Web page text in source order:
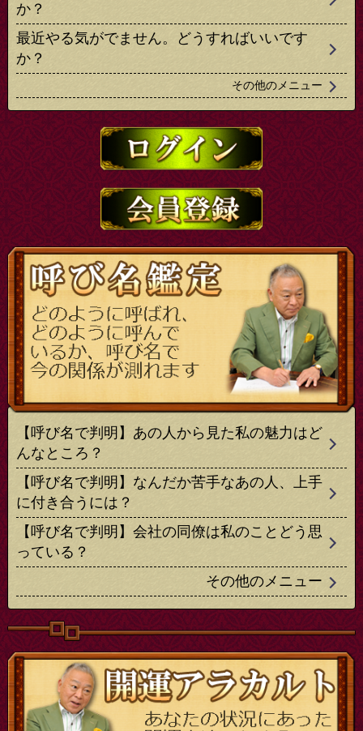
か？
最近やる気がでません。どうすればいいです
か？
その他のメニュー
【呼び名で判明】あの人から見た私の魅力はど
んなところ？
【呼び名で判明】なんだか苦手なあの人、上手
に付き合うには？
【呼び名で判明】会社の同僚は私のことどう思
っている？
その他のメニュー